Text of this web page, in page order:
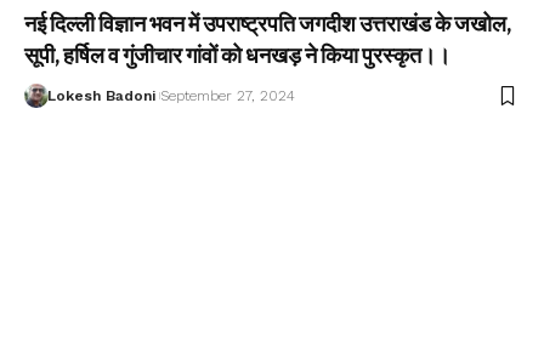
नई दिल्ली विज्ञान भवन में उपराष्ट्रपति जगदीश उत्तराखंड के जखोल,
सूपी, हर्षिल व गुंजीचार गांवों को धनखड़ ने किया पुरस्कृत।।
Lokesh Badoni September 27, 2024